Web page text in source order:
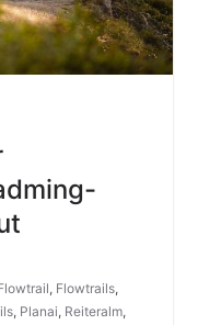
, Flowtrails,
, Planai, Reiteralm,